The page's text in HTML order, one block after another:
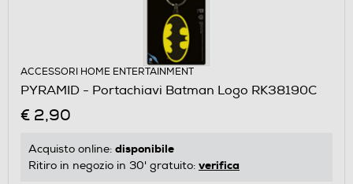
ACCESSORI HOME ENTERTAINMENT
PYRAMID - Portachiavi Batman Logo RK38190C
€ 2,90
Acquisto online: disponibile
Ritiro in negozio in 30' gratuito: verifica